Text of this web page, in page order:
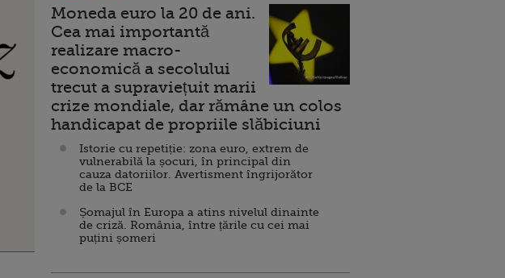
Moneda euro la 20 de ani.
Cea mai importantă
realizare macro-
economică a secolului
trecut a supraviețuit marii
crize mondiale, dar rămâne un colos
handicapat de propriile slăbiciuni
Istorie cu repetiție: zona euro, extrem de
vulnerabilă la șocuri, în principal din
cauza datoriilor. Avertisment îngrijorător
de la BCE
Șomajul în Europa a atins nivelul dinainte
de criză. România, între țările cu cei mai
puțini șomeri